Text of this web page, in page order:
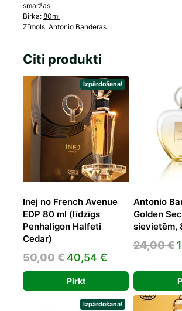
smaržas
Birka: 80ml
Zīmols: Antonio Banderas
Citi produkti
Izpārdošana!
Inej no French Avenue
EDP 80 ml (līdzīgs
Penhaligon Halfeti
Cedar)
50,00€ Original
price
was:
50,00 €.
40,54 €
price
is:
40,54 €.
Pirkt
Antonio
Golden
sievietēm,
24,00€
Izpārdošana!